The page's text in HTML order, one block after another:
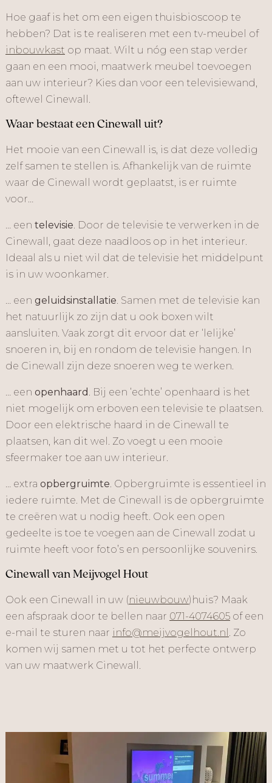
Hoe gaaf is het om een eigen thuisbioscoop te
hebben? Dat is te realiseren met een tv-meubel of
inbouwkast op maat. Wilt u nóg een stap verder
gaan en een mooi, maatwerk meubel toevoegen
aan uw interieur? Kies dan voor een televisiewand,
oftewel Cinewall.
Waar bestaat een Cinewall uit?
Het mooie van een Cinewall is, is dat deze volledig
zelf samen te stellen is. Afhankelijk van de ruimte
waar de Cinewall wordt geplaatst, is er ruimte
voor…
… een televisie. Door de televisie te verwerken in de
Cinewall, gaat deze naadloos op in het interieur.
Ideaal als u niet wil dat de televisie het middelpunt
is in uw woonkamer.
… een geluidsinstallatie. Samen met de televisie kan
het natuurlijk zo zijn dat u ook boxen wilt
aansluiten. Vaak zorgt dit ervoor dat er ‘lelijke’
snoeren in, bij en rondom de televisie hangen. In
de Cinewall zijn deze snoeren weg te werken.
… een openhaard . Bij een ‘echte’ openhaard is het
niet mogelijk om erboven een televisie te plaatsen.
Door een elektrische haard in de Cinewall te
plaatsen, kan dit wel. Zo voegt u een mooie
sfeermaker toe aan uw interieur.
… extra opbergruimte. Opbergruimte is essentieel in
iedere ruimte. Met de Cinewall is de opbergruimte
te creëren wat u nodig heeft. Ook een open
gedeelte is toe te voegen aan de Cinewall zodat u
ruimte heeft voor foto’s en persoonlijke souvenirs.
Cinewall van Meijvogel Hout
Ook een Cinewall in uw (nieuwbouw)huis? Maak
een afspraak door te bellen naar 071-4074605 of een
e-mail te sturen naar info@meijvogelhout.nl . Zo
komen wij samen met u tot het perfecte ontwerp
van uw maatwerk Cinewall.